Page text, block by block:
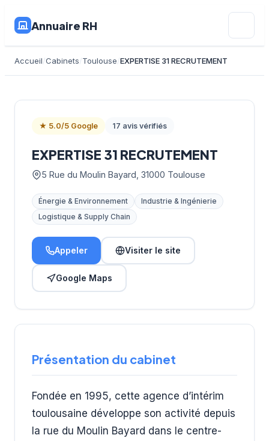
Annuaire RH
Accueil Cabinets Toulouse EXPERTISE 31 RECRUTEMENT
★ 5.0/5 Google 17 avis vérifiés
EXPERTISE 31 RECRUTEMENT
5 Rue du Moulin Bayard, 31000 Toulouse
Énergie & Environnement
Industrie & Ingénierie
Logistique & Supply Chain
Appeler Visiter le site
Google Maps
Présentation du cabinet
Fondée en 1995, cette agence d’intérim
toulousaine développe son activité depuis
la rue du Moulin Bayard dans le centre-